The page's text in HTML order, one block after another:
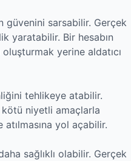
güvenini sarsabilir. Gerçek
yaratabilir. Bir hesabın
yerine aldatıcı
tehlikeye atabilir.
kötü niyetli amaçlarla
yol açabilir.
sağlıklı olabilir. Gerçek